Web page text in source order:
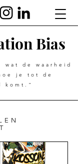
Bias
de waarheid
je tot de
komt."